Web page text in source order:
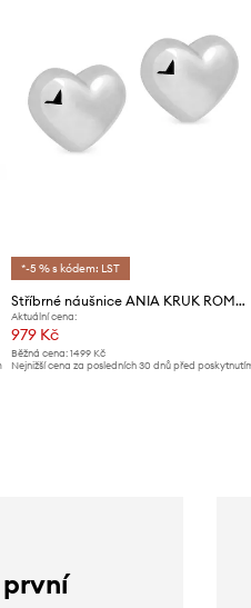
*-5 % s kódem: LST
Stříbrné náušnice ANIA KRUK ROMANTICA
Aktuální cena:
979 Kč
Běžná cena: 1499 Kč
Nejnižší cena za posledních 30 dnů před